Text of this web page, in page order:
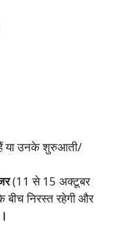
या उनके शुरुआती/
(11 से 15 अक्टूबर
निरस्त रहेगी और